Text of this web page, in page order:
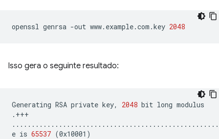
openssl genrsa -out www.example.com.key 2048
Isso gera o seguinte resultado:
Generating RSA private key, 2048 bit long modulus
.+++
e is 65537 (0x10001 )